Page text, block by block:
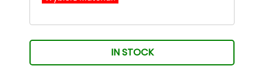
IN STOCK